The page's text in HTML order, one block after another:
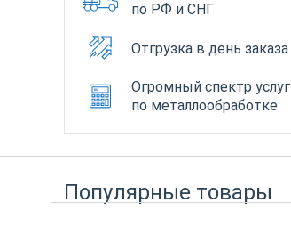
по РФ и СНГ
Отгрузка в день заказа
Огромный спектр услуг
по металлообработке
Популярные товары